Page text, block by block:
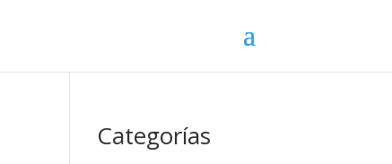
Categorías